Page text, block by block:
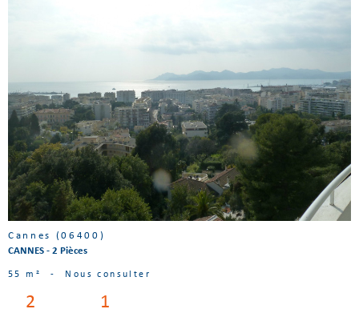
Voir le
bien
Cannes (06400)
CANNES - 2 Pièces
55 m² - Nous consulter
2 1